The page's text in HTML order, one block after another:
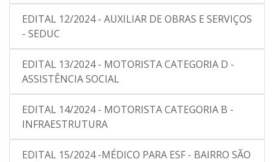
EDITAL 12/2024 - AUXILIAR DE OBRAS E SERVIÇOS
- SEDUC
EDITAL 13/2024 - MOTORISTA CATEGORIA D -
ASSISTÊNCIA SOCIAL
EDITAL 14/2024 - MOTORISTA CATEGORIA B -
INFRAESTRUTURA
EDITAL 15/2024 -MÉDICO PARA ESF - BAIRRO SÃO